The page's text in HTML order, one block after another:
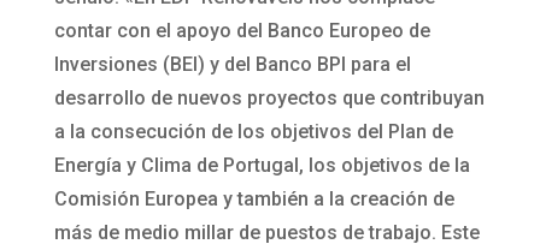
contar con el apoyo del Banco Europeo de
Inversiones (BEI) y del Banco BPI para el
desarrollo de nuevos proyectos que contribuyan
a la consecución de los objetivos del Plan de
Energía y Clima de Portugal, los objetivos de la
Comisión Europea y también a la creación de
más de medio millar de puestos de trabajo. Este